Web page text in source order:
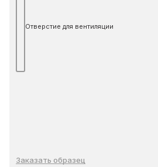
Отверстие для вентиляции
Заказать образец